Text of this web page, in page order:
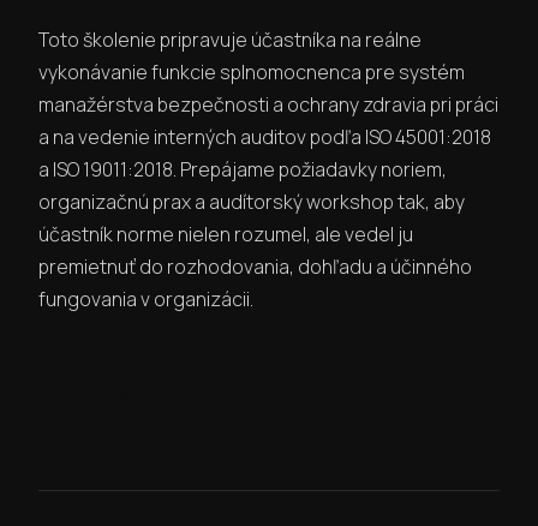
Toto školenie pripravuje účastníka na reálne
vykonávanie funkcie splnomocnenca pre systém
manažérstva bezpečnosti a ochrany zdravia pri práci
a na vedenie interných auditov podľa ISO 45001:2018
a ISO 19011:2018. Prepájame požiadavky noriem,
organizačnú prax a audítorský workshop tak, aby
účastník norme nielen rozumel, ale vedel ju
premietnuť do rozhodovania, dohľadu a účinného
fungovania v organizácii.